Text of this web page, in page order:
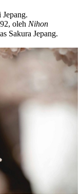
oleh Nihon
Sakura Jepang.